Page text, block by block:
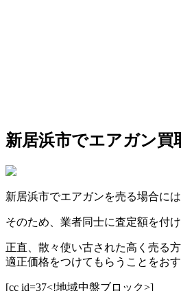
新居浜市でエアガン買
新居浜市でエアガンを売る場合に
そのため、業者同士に査定額を付
正直、散々使い古された高く売る
適正価格をつけてもらうことをおす
[cc id=37<!地域中盤ブロック>]